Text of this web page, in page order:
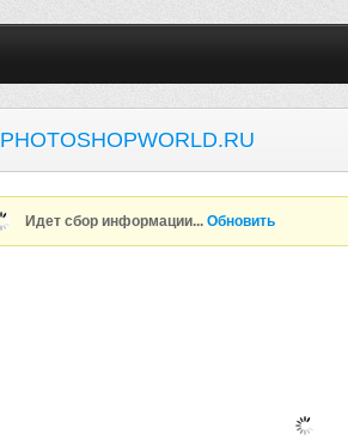
PHOTOSHOPWORLD.RU
Идет сбор информации...Обновить